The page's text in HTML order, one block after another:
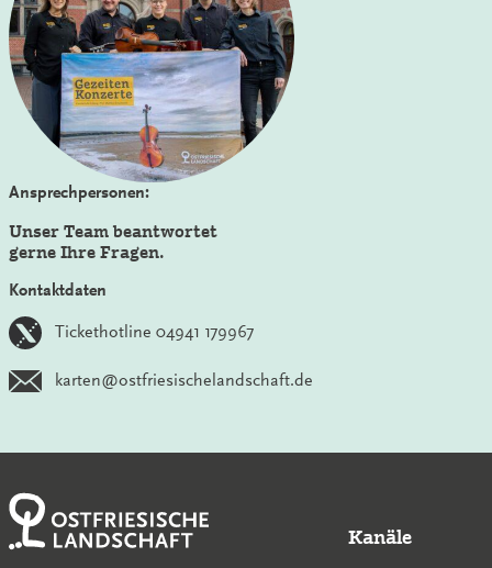
Ansprechpersonen:
Unser Team beantwortet
gerne Ihre Fragen.
Kontaktdaten
Tickethotline 04941 179967
karten@ostfriesischelandschaft.de
Kanäle